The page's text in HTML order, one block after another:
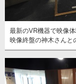
最新のVR機器で映像体
映像終盤の神木さんと